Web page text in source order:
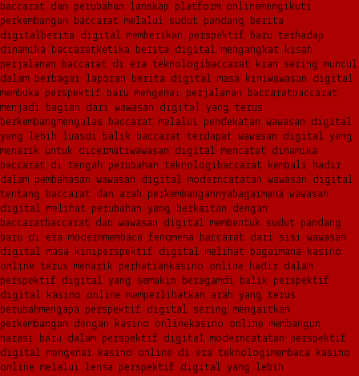
baccarat dan perubahan lanskap platform onlinemengikuti
perkembangan baccarat melalui sudut pandang berita
digitalberita digital memberikan perspektif baru terhadap
dinamika baccaratketika berita digital mengangkat kisah
perjalanan baccarat di era teknologibaccarat kian sering muncul
dalam berbagai laporan berita digital masa kiniwawasan digital
membuka perspektif baru mengenai perjalanan baccaratbaccarat
menjadi bagian dari wawasan digital yang terus
berkembangmengulas baccarat melalui pendekatan wawasan digital
yang lebih luasdi balik baccarat terdapat wawasan digital yang
menarik untuk dicermatiwawasan digital mencatat dinamika
baccarat di tengah perubahan teknologibaccarat kembali hadir
dalam pembahasan wawasan digital moderncatatan wawasan digital
tentang baccarat dan arah perkembangannyabagaimana wawasan
digital melihat perubahan yang berkaitan dengan
baccaratbaccarat dan wawasan digital membentuk sudut pandang
baru di era modernmembaca fenomena baccarat dari sisi wawasan
digital masa kiniperspektif digital melihat bagaimana kasino
online terus menarik perhatiankasino online hadir dalam
perspektif digital yang semakin beragamdi balik perspektif
digital kasino online memperlihatkan arah yang terus
berubahmengapa perspektif digital sering mengaitkan
perkembangan dengan kasino onlinekasino online membangun
narasi baru dalam perspektif digital moderncatatan perspektif
digital mengenai kasino online di era teknologimembaca kasino
online melalui lensa perspektif digital yang lebih